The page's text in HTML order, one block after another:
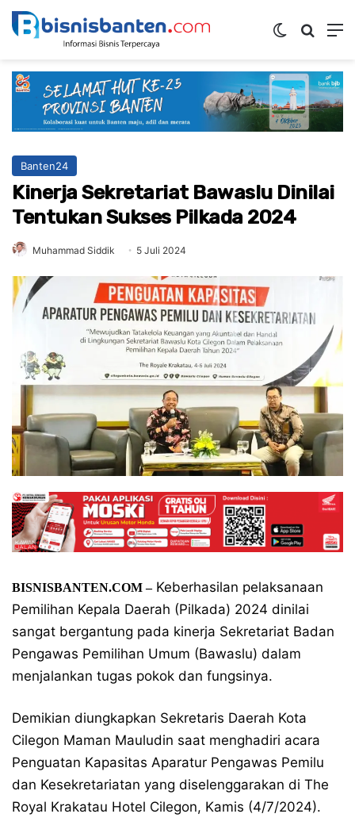
Switch skin
Banten24
Kinerja Sekretariat Bawaslu Dinilai
Tentukan Sukses Pilkada 2024
Muhammad Siddik 5 Juli 2024
BISNISBANTEN.COM –Keberhasilan pelaksanaan
Pemilihan Kepala Daerah (Pilkada) 2024 dinilai
sangat bergantung pada kinerja Sekretariat Badan
Pengawas Pemilihan Umum (Bawaslu) dalam
menjalankan tugas pokok dan fungsinya.
Demikian diungkapkan Sekretaris Daerah Kota
Cilegon Maman Mauludin saat menghadiri acara
Penguatan Kapasitas Aparatur Pengawas Pemilu
dan Kesekretariatan yang diselenggarakan di The
Royal Krakatau Hotel Cilegon, Kamis (4/7/2024).